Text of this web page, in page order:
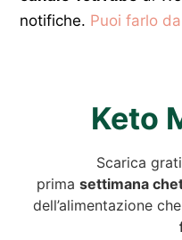
notifiche. Puoi farlo
Keto
Scarica
prima settimana
dell’alimentazione